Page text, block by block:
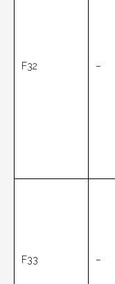
F32 –
F33 –